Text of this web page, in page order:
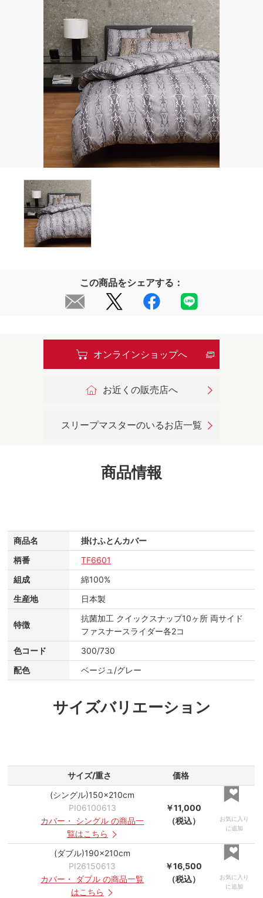
この商品をシェアする：
オンラインショップへ
お近くの販売店へ
スリープマスターのいるお店一覧
商品情報
商品名
掛けふとんカバー
柄番
TF6601
組成
綿100%
生産地
日本製
特徴
抗菌加工 クイックスナップ10ヶ所 両サイド
ファスナースライダー各2コ
色コード
300/730
配色
ベージュ/グレー
サイズバリエーション
サイズ/重さ
価格
(シングル)150×210cm
PI06100613
カバー ・ シングル の商品一
覧はこちら
￥11,000
（税込）
お気に入り
に追加
(ダブル)190×210cm
PI26150613
カバー ・ ダブル の商品一覧
はこちら
￥16,500
（税込）
お気に入り
に追加